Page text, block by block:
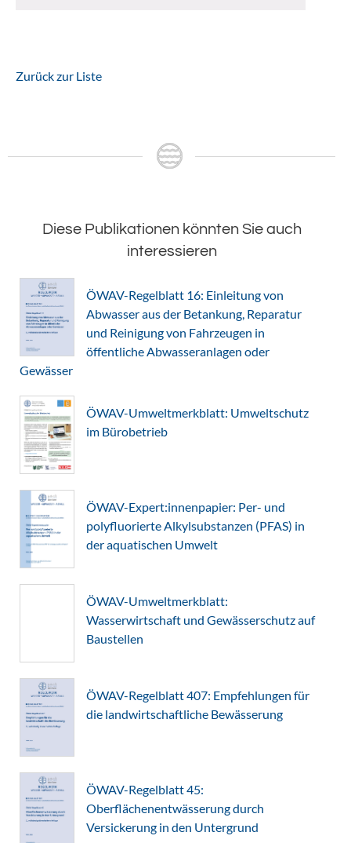
Zurück zur Liste
Diese Publikationen könnten Sie auch
interessieren
ÖWAV-Regelblatt 16: Einleitung von
Abwasser aus der Betankung, Reparatur
und Reinigung von Fahrzeugen in
öffentliche Abwasseranlagen oder
Gewässer
ÖWAV-Umweltmerkblatt: Umweltschutz
im Bürobetrieb
ÖWAV-Expert:innenpapier: Per- und
polyfluorierte Alkylsubstanzen (PFAS) in
der aquatischen Umwelt
ÖWAV-Umweltmerkblatt:
Wasserwirtschaft und Gewässerschutz auf
Baustellen
ÖWAV-Regelblatt 407: Empfehlungen für
die landwirtschaftliche Bewässerung
ÖWAV-Regelblatt 45:
Oberflächenentwässerung durch
Versickerung in den Untergrund